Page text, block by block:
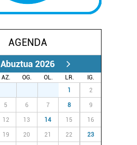
AGENDA
Abuztua 2026
AZ. OG. OL. LR.
IG.
1 2
5 6 7 8 9
12 13 14 15 16
19 20 21 22 23